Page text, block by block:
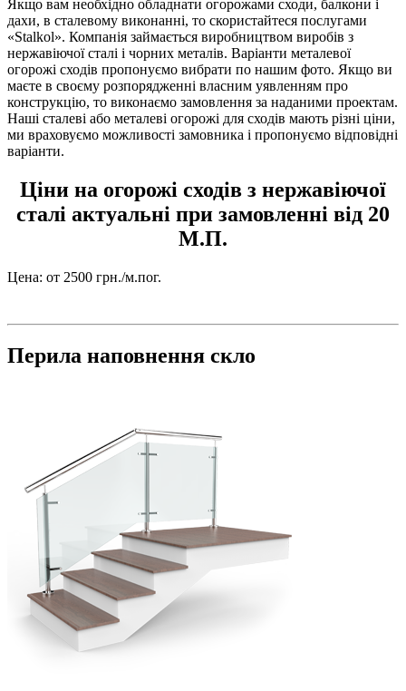
Якщо вам необхідно обладнати огорожами сходи, балкони і
дахи, в сталевому виконанні, то скористайтеся послугами
«Stalkol». Компанія займається виробництвом виробів з
нержавіючої сталі і чорних металів. Варіанти металевої
огорожі сходів пропонуємо вибрати по нашим фото. Якщо ви
маєте в своєму розпорядженні власним уявленням про
конструкцію, то виконаємо замовлення за наданими проектам.
Наші сталеві або металеві огорожі для сходів мають різні ціни,
ми враховуємо можливості замовника і пропонуємо відповідні
варіанти.
Ціни на огорожі сходів з нержавіючої
сталі актуальні при замовленні від 20
М.П.
Цена: от 2500 грн./м.пог.
Перила наповнення скло